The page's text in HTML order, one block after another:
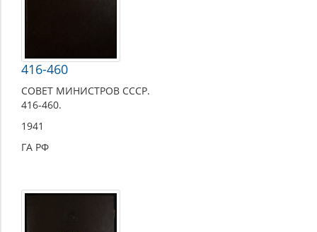
416-460
СОВЕТ МИНИСТРОВ СССР.
416-460.
1941
ГА РФ